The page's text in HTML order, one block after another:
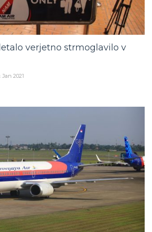
verjetno strmoglavilo v
Jan 2021